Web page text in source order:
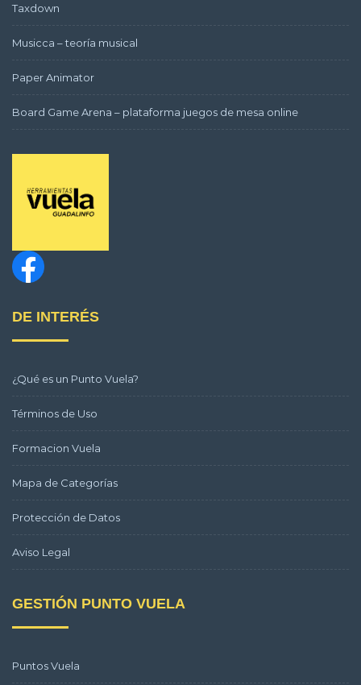
Taxdown
Musicca – teoría musical
Paper Animator
Board Game Arena – plataforma juegos de mesa online
DE INTERÉS
¿Qué es un Punto Vuela?
Términos de Uso
Formacion Vuela
Mapa de Categorías
Protección de Datos
Aviso Legal
GESTIÓN PUNTO VUELA
Puntos Vuela